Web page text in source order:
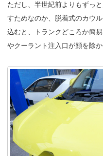
ただし、半世紀前よりもずっ
すためなのか、脱着式のカウ
込むと、トランクどころか簡
やクーラント注入口が顔を除か